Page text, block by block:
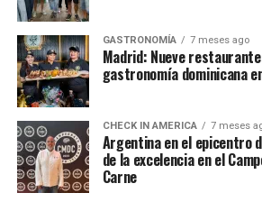
GASTRONOMÍA 7 meses ago
Madrid: Nueve
gastronomía dominicana
CHECK IN AMERICA 7 meses
Argentina en el epicentro
de la excelencia en el
Carne